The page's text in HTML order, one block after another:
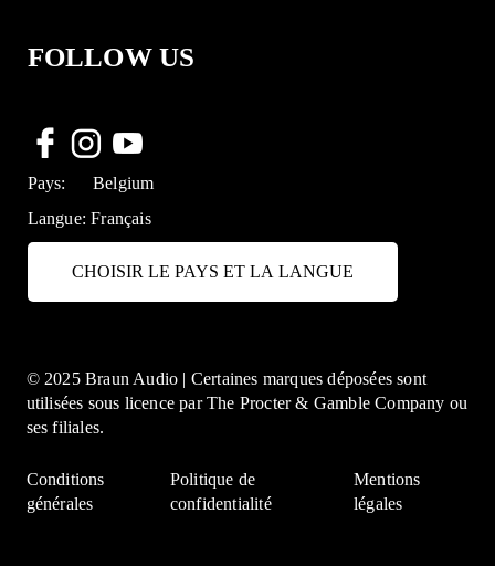
FOLLOW US
Pays:
Belgium
Langue:Français
CHOISIR LE PAYS ET LA LANGUE
© 2025 Braun Audio | Certaines marques déposées sont
utilisées sous licence par The Procter & Gamble Company ou
ses filiales.
Conditions
générales
Politique de
confidentialité
Mentions
légales